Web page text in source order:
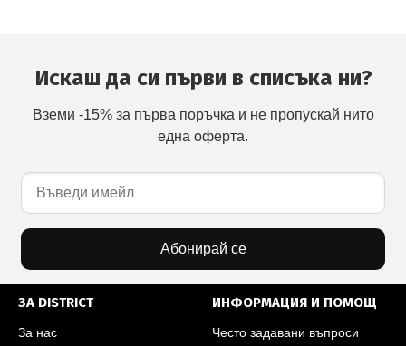
Искаш да си първи в списъка ни?
Вземи -15% за първа поръчка и не пропускай нито
една оферта.
Абонирай се
ЗА DISTRICT
За нас
ИНФОРМАЦИЯ И ПОМОЩ
Често задавани въпроси